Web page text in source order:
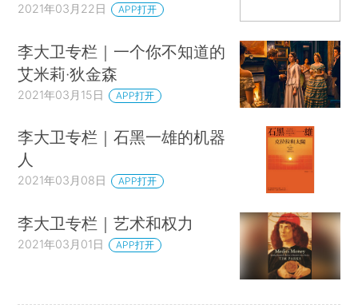
2021年03月22日 APP打开
李大卫专栏｜一个你不知道的
艾米莉·狄金森
2021年03月15日 APP打开
李大卫专栏｜石黑一雄的机器
人
2021年03月08日 APP打开
李大卫专栏｜艺术和权力
2021年03月01日 APP打开